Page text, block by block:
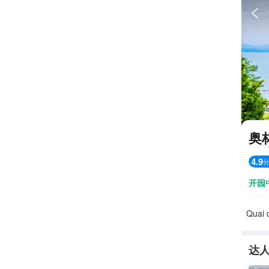

奥
4.9分
开园
Quai
达